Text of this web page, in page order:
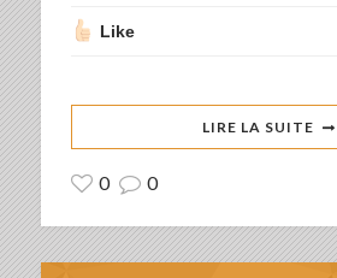
Like
LIRE LA SUITE
0 0